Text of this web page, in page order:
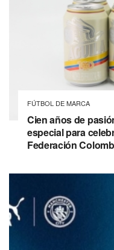
FÚTBOL DE MARCA
Cien años de
especial para
Federación